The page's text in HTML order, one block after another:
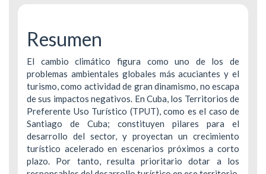
Resumen
El cambio climático figura como uno de los de
problemas ambientales globales más acuciantes y el
turismo, como actividad de gran dinamismo, no escapa
de sus impactos negativos. En Cuba, los Territorios de
Preferente Uso Turístico (TPUT), como es el caso de
Santiago de Cuba; constituyen pilares para el
desarrollo del sector, y proyectan un crecimiento
turístico acelerado en escenarios próximos a corto
plazo. Por tanto, resulta prioritario dotar a los